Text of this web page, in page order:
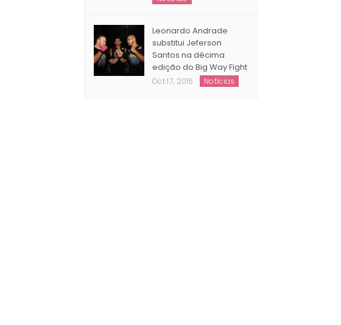
Leonardo Andrade
substitui Jeferson
Santos na décima
edição do Big Way Fight